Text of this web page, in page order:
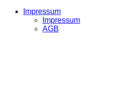
Impressum
Impressum
AGB